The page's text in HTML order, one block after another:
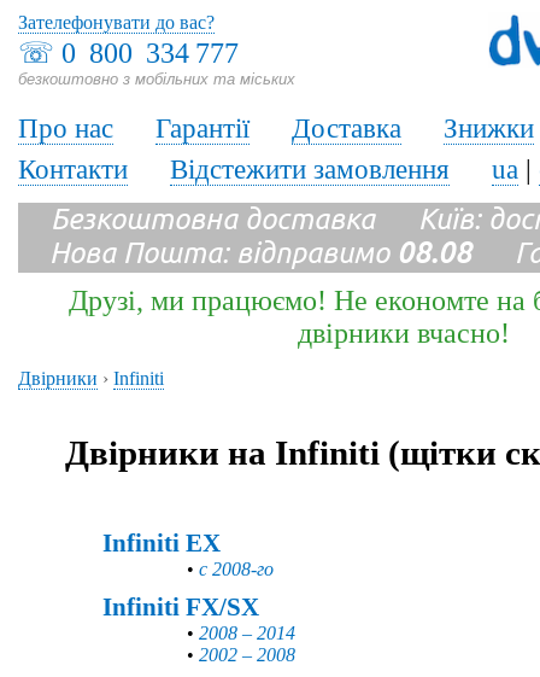
☏ 0 800 334 777
безкоштовно з мобільних та міських
Зателефонувати до вас?
Про нас Гарантії Доставка
Знижки
Контакти
Відстежити замовлення ua |
Безкоштовна доставка Київ:
Нова Пошта: відправимо 08.08
Друзі, ми працюємо! Не економте на
двірники вчасно!
Двірники › Infiniti
Двірники на Infiniti (щітки
Infiniti EX
• с 2008-го
Infiniti FX/SX
• 2008 – 2014
• 2002 – 2008